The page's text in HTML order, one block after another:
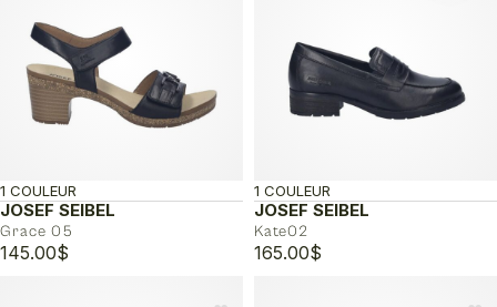
JOSEF SEIBEL
Grace 05
1 COULEUR
145.00$
JOSEF SEIBEL
Kate02
1 COULEUR
165.00$